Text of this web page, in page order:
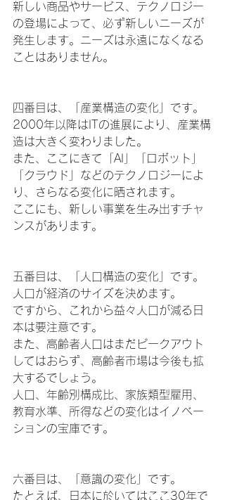
新しい商品やサービス、テクノロジー
の登場によって、必ず新しいニーズが
発生します。ニーズは永遠になくなる
ことはありません。
四番目は、「産業構造の変化」です。
2000年以降はITの進展により、産業構
造は大きく変わりました。
また、ここにきて「AI」「ロボット」
「クラウド」などのテクノロジーによ
り、さらなる変化に晒されます。
ここにも、新しい事業を生み出すチャ
ンスがあります。
五番目は、「人口構造の変化」です。
人口が経済のサイズを決めます。
ですから、これから益々人口が減る日
本は要注意です。
また、高齢者人口はまだピークアウト
してはおらず、高齢者市場は今後も拡
大するでしょう。
人口、年齢別構成比、家族類型雇用、
教育水準、所得などの変化はイノベー
ションの宝庫です。
六番目は、「意識の変化」です。
たとえば、日本に於いてはここ30年で